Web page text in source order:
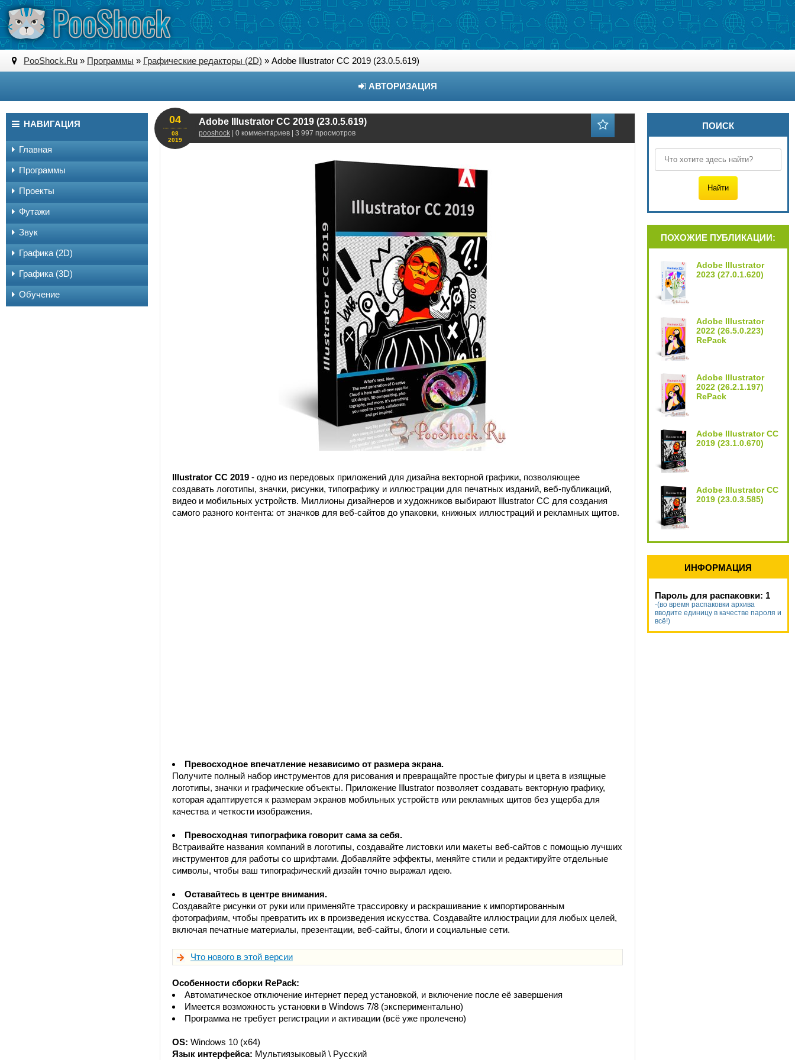
PooShock.Ru » Программы » Графические редакторы (2D) » Adobe Illustrator CC 2019 (23.0.5.619)
АВТОРИЗАЦИЯ
Adobe Illustrator CC 2019 (23.0.5.619)
pooshock | 0 комментариев | 3 997 просмотров
04
08
2019
Illustrator CC 2019 - одно из передовых приложений для дизайна векторной графики, позволяющее
создавать логотипы, значки, рисунки, типографику и иллюстрации для печатных изданий, веб-публикаций,
видео и мобильных устройств. Миллионы дизайнеров и художников выбирают Illustrator CC для создания
самого разного контента: от значков для веб-сайтов до упаковки, книжных иллюстраций и рекламных щитов.
Превосходное впечатление независимо от размера экрана.
Получите полный набор инструментов для рисования и превращайте простые фигуры и цвета в изящные
логотипы, значки и графические объекты. Приложение Illustrator позволяет создавать векторную графику,
которая адаптируется к размерам экранов мобильных устройств или рекламных щитов без ущерба для
качества и четкости изображения.
Превосходная типографика говорит сама за себя.
Встраивайте названия компаний в логотипы, создавайте листовки или макеты веб-сайтов с помощью лучших
инструментов для работы со шрифтами. Добавляйте эффекты, меняйте стили и редактируйте отдельные
символы, чтобы ваш типографический дизайн точно выражал идею.
Оставайтесь в центре внимания.
Создавайте рисунки от руки или применяйте трассировку и раскрашивание к импортированным
фотографиям, чтобы превратить их в произведения искусства. Создавайте иллюстрации для любых целей,
включая печатные материалы, презентации, веб-сайты, блоги и социальные сети.
Что нового в этой версии
Особенности сборки RePack:
Автоматическое отключение интернет перед установкой, и включение после её завершения
Имеется возможность установки в Windows 7/8 (экспериментально)
Программа не требует регистрации и активации (всё уже пролечено)
OS: Windows 10 (x64)
Язык интерфейса: Мультиязыковый \ Русский
НАВИГАЦИЯ
Главная
Программы
Проекты
Футажи
Звук
Графика (2D)
Графика (3D)
Обучение
ПОИСК
ПОХОЖИЕ ПУБЛИКАЦИИ:
Adobe Illustrator
2023 (27.0.1.620)
Adobe Illustrator
2022 (26.5.0.223)
RePack
Adobe Illustrator
2022 (26.2.1.197)
RePack
Adobe Illustrator CC
2019 (23.1.0.670)
Adobe Illustrator CC
2019 (23.0.3.585)
ИНФОРМАЦИЯ
Пароль для распаковки: 1
-(во время распаковки архива
вводите единицу в качестве пароля и
всё!)